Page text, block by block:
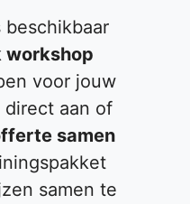
workshop
voor jouw
direct aan of
samen
samen te